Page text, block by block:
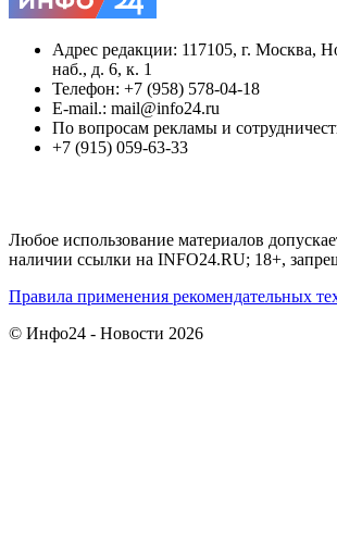
Адрес редакции: 117105, г. Москва,
наб., д. 6, к. 1
Телефон: +7 (958) 578-04-18
E-mail.: mail@info24.ru
По вопросам рекламы и
+7 (915) 059-63-33
Любое использование материалов
наличии ссылки на INFO24.RU; 18+,
Правила применения рекомендательных
© Инфо24 - Новости 2026